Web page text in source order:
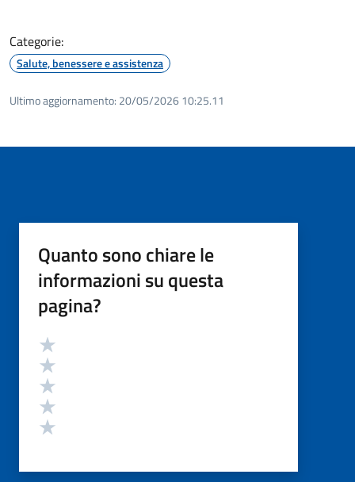
Categorie:
Salute, benessere e assistenza
Ultimo aggiornamento: 20/05/2026 10:25.11
Quanto sono chiare le
informazioni su questa
pagina?
Valutazione